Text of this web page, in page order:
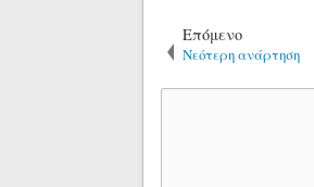
Επόμενο
Νεότερη ανάρτηση